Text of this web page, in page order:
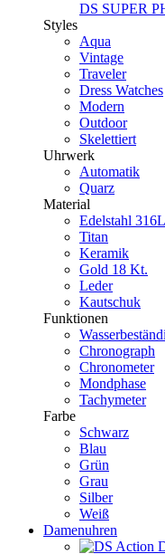
DS SUPER
Styles
Aqua
Vintage
Traveler
Dress Watches
Modern
Outdoor
Skelettiert
Uhrwerk
Automatik
Quarz
Material
Edelstahl 316L
Titan
Keramik
Gold 18 Kt.
Leder
Kautschuk
Funktionen
Chronograph
Chronometer
Mondphase
Tachymeter
Farbe
Schwarz
Blau
Grün
Grau
Silber
Weiß
Damenuhren